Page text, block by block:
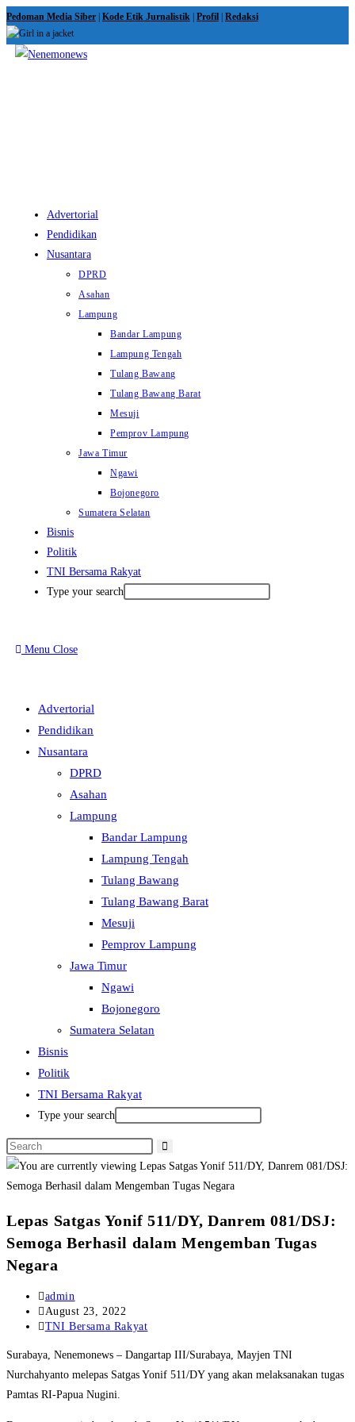
Skip
to
content
Pedoman Media Siber Kode Etik Jurnalistik Profil Redaksi
Advertorial
Pendidikan
Nusantara
DPRD
Asahan
Lampung
Bandar Lampung
Lampung Tengah
Tulang Bawang
Tulang Bawang Barat
Mesuji
Pemprov Lampung
Jawa Timur
Ngawi
Bojonegoro
Sumatera Selatan
Bisnis
Politik
TNI Bersama Rakyat
Type your search
Menu Close
Advertorial
Pendidikan
Nusantara
DPRD
Asahan
Lampung
Bandar Lampung
Lampung Tengah
Tulang Bawang
Tulang Bawang Barat
Mesuji
Pemprov Lampung
Jawa Timur
Ngawi
Bojonegoro
Sumatera Selatan
Bisnis
Politik
TNI Bersama Rakyat
Type your search
Lepas Satgas Yonif 511/DY, Danrem 081/DSJ:
Semoga Berhasil dalam Mengemban Tugas
Negara
Post
author:
admin
Post
published:
August 23, 2022
Post
TNI Bersama Rakyat
Surabaya, Nenemonews – Dangartap III/Surabaya, Mayjen TNI
Nurchahyanto melepas Satgas Yonif 511/DY yang akan melaksanakan tugas
Pamtas RI-Papua Nugini.